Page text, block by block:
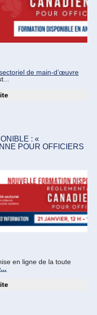
de main-d’œuvre
: «
POUR OFFICIERS
en ligne de la toute